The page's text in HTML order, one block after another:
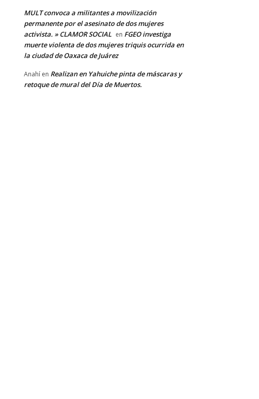
MULT convoca a militantes a movilización
permanente por el asesinato de dos mujeres
activista. » CLAMOR SOCIAL en FGEO investiga
muerte violenta de dos mujeres triquis ocurrida en
la ciudad de Oaxaca de Juárez
Anahí en Realizan en Yahuiche pinta de máscaras y
retoque de mural del Día de Muertos.